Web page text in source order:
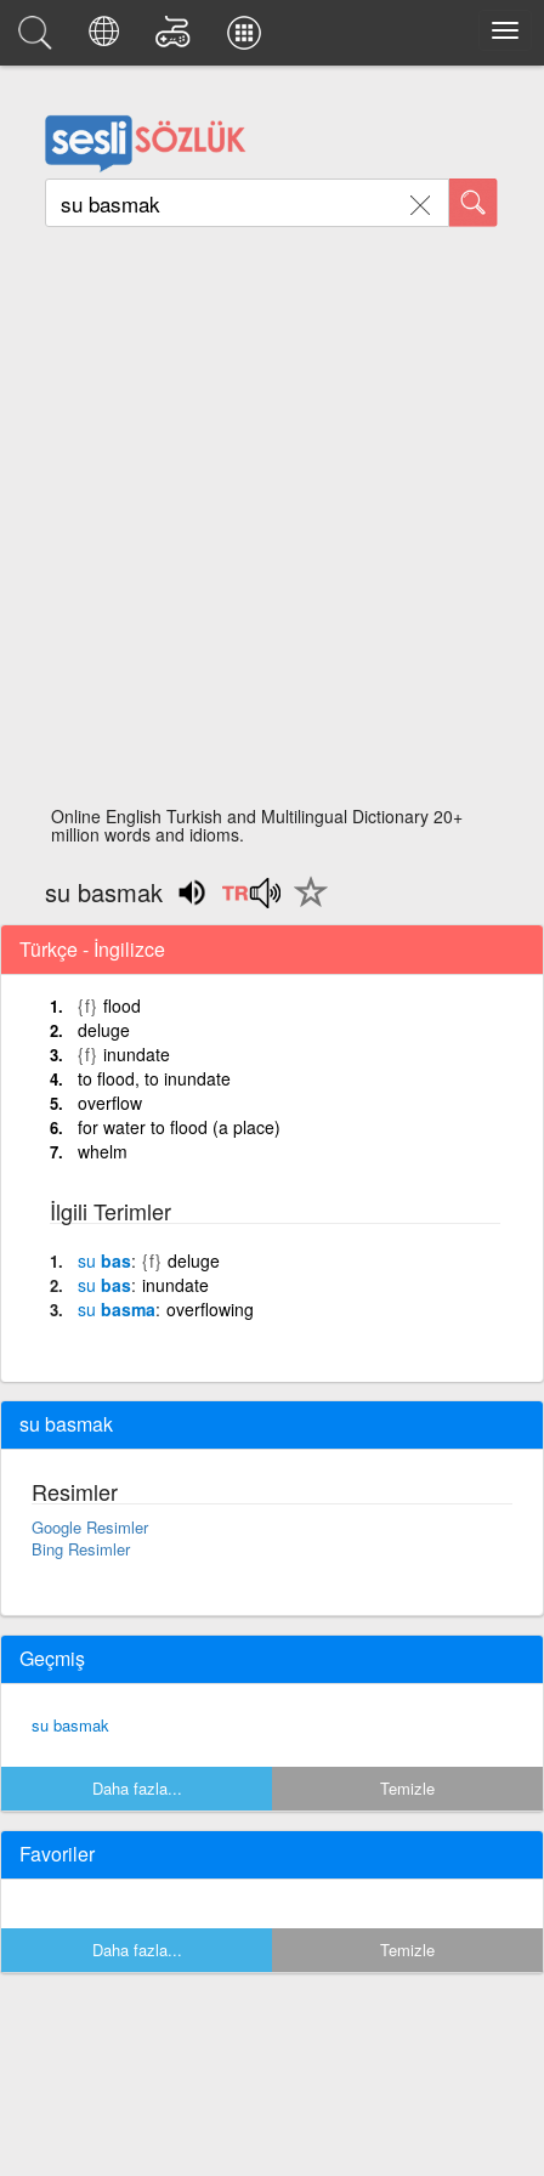
Online English Turkish and Multilingual Dictionary 20+
million words and idioms.
su basmak
Türkçe - İngilizce
{f} flood
deluge
{f} inundate
to flood, to inundate
overflow
for water to flood (a place)
whelm
İlgili Terimler
su bas {f} deluge
su bas inundate
su basma overflowing
su basmak
Resimler
Google Resimler
Bing Resimler
Geçmiş
su basmak
Daha fazla... Temizle
Favoriler
Daha fazla... Temizle